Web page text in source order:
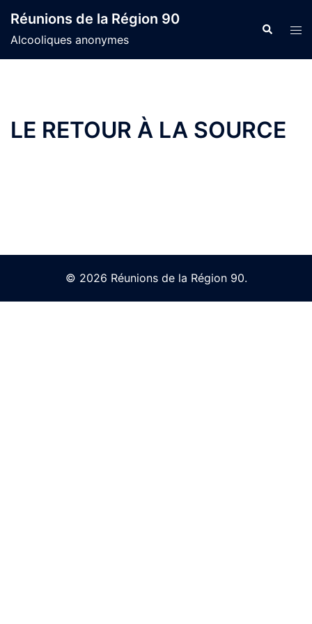
content
Réunions de la Région 90
Alcooliques anonymes
Search
LE RETOUR À LA SOURCE
© 2026 Réunions de la Région 90.